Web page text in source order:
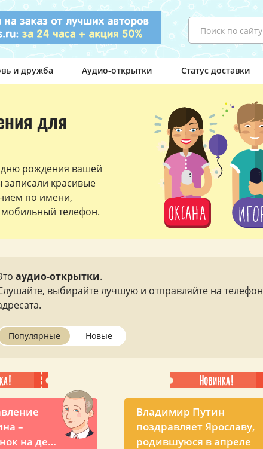
Поиск по сайту
и дружба Аудио-открытки Статус доставки
для
рождения вашей
красивые
по имени,
телефон.
аудио-открытки.
выбирайте лучшую и отправляйте на телефон
Популярные Новые
–
на день
Владимир Путин
поздравляет Ярославу,
родившуюся в апреле